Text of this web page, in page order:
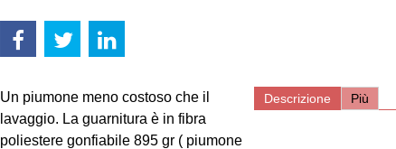
Descrizione Più
Un piumone meno costoso che il
lavaggio. La guarnitura è in fibra
poliestere gonfiabile 895 gr ( piumone